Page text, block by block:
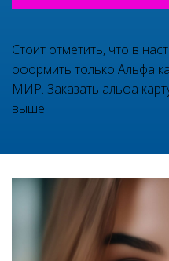
Стоит отметить, что в
оформить только Альфа
МИР. Заказать альфа
выше.